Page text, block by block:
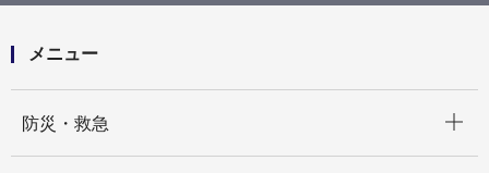
メニュー
防災・救急